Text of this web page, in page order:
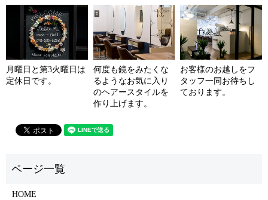
月曜日と第3火曜日は
定休日です。
何度も鏡をみたくな
るようなお気に入り
のヘアースタイルを
作り上げます。
お客様のお越しをフ
タッフ一同お待ちし
ております。
HOME